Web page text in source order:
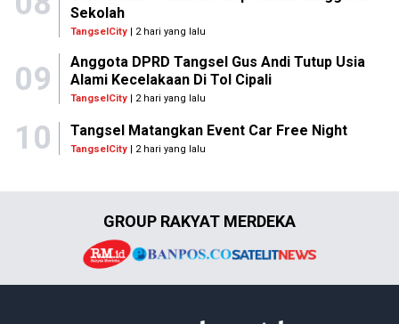
Sekolah
TangselCity| 2 hari yang lalu
09
Anggota DPRD Tangsel Gus Andi Tutup Usia
Alami Kecelakaan Di Tol Cipali
TangselCity| 2 hari yang lalu
10 Tangsel Matangkan Event Car Free Night
TangselCity | 2 hari yang lalu
GROUP RAKYAT MERDEKA